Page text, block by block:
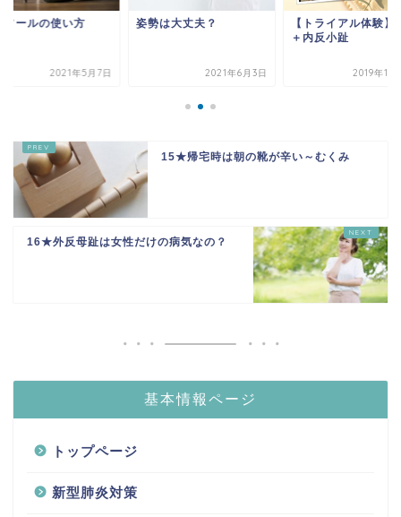
ソールの使い方
2021年5月7日
姿勢は大丈夫？
2021年6月3日
【トライアル体験】
＋内反小趾
2019年11
15★帰宅時は朝の靴が辛い～むくみ
16★外反母趾は女性だけの病気なの？
基本情報ページ
トップページ
新型肺炎対策